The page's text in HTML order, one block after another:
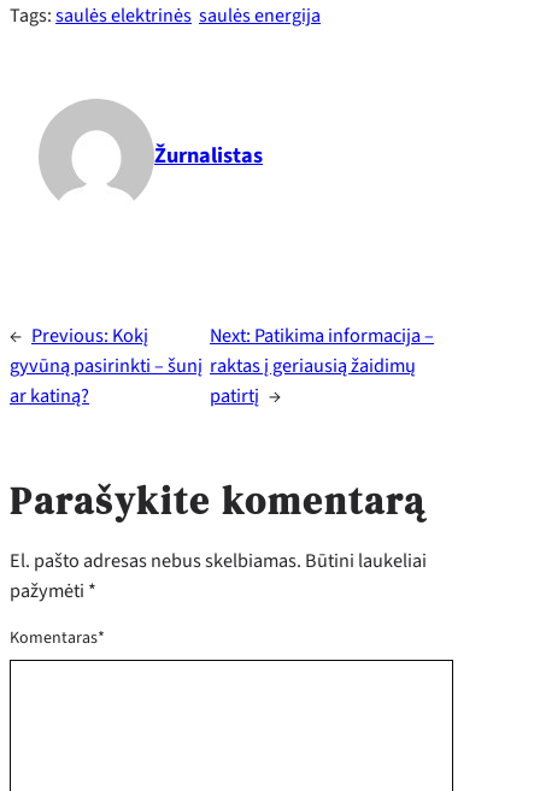
Tags:saulės elektrinės saulės energija
Žurnalistas
← Previous: Kokį
gyvūną pasirinkti – šunį
ar katiną?
Next: Patikima informacija –
raktas į geriausią žaidimų
patirtį →
Parašykite komentarą
El. pašto adresas nebus skelbiamas. Būtini laukeliai
pažymėti *
Komentaras*